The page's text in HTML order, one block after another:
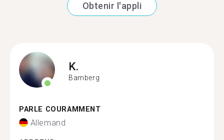
Obtenir l'appli
K.
Bamberg
PARLE COURAMMENT
Allemand